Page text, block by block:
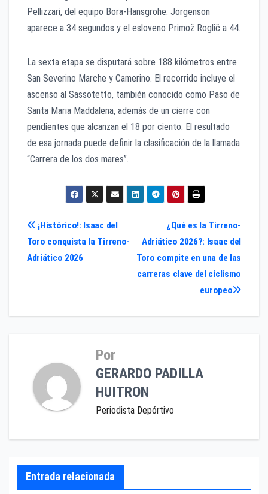
Pellizzari, del equipo Bora-Hansgrohe. Jorgenson
aparece a 34 segundos y el esloveno Primož Roglič a 44.
La sexta etapa se disputará sobre 188 kilómetros entre
San Severino Marche y Camerino. El recorrido incluye el
ascenso al Sassotetto, también conocido como Paso de
Santa Maria Maddalena, además de un cierre con
pendientes que alcanzan el 18 por ciento. El resultado
de esa jornada puede definir la clasificación de la llamada
“Carrera de los dos mares”.
Navegación
de
¿Qué es la Tirreno-
Adriático 2026?: Isaac del
Toro compite en una de las
carreras clave del ciclismo
europeo
¡Histórico!: Isaac del
Toro conquista la Tirreno-
Adriático 2026
Por
GERARDO PADILLA
HUITRON
Periodista Depórtivo
Entrada relacionada